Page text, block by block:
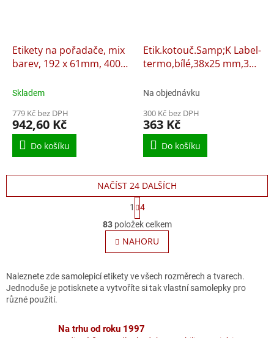
Etikety na pořadače, mix
barev, 192 x 61mm, 400
Skladem
779 Kč bez DPH
942,60 Kč
Do košíku
Etik.kotouč.Samp;K Label-
termo,bílé,38x25 mm,3
Na objednávku
300 Kč bez DPH
363 Kč
Do košíku
O
v
l
á
a
c
r
v
NAČÍST 24 DALŠÍCH
S
t
r
á
n
k
v
á
n
1
4
83položek celkem
NAHORU
Naleznete zde samolepicí etikety ve všech rozměrech a tvarech.
Jednoduše je potisknete a vytvoříte si tak vlastní samolepky pro
různé použití.
Na trhu od roku 1997